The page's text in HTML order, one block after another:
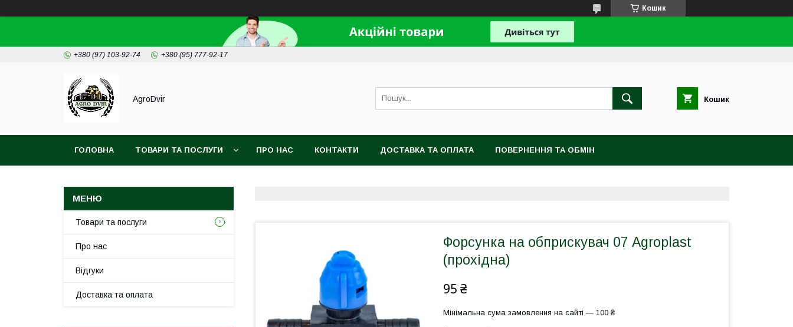
Кошик
+380 (97) 103-92-74 +380 (95) 777-92-17
AgroDvir Кошик
ГОЛОВНА ТОВАРИ ТА ПОСЛУГИ ПРО НАС КОНТАКТИ ДОСТАВКА ТА ОПЛАТА ПОВЕРНЕННЯ ТА ОБМІН
Форсунка на обприскувач 07 Agroplast
(прохідна)
95 ₴
Мінімальна сума замовлення на сайті — 100 ₴
Товари та послуги
Про нас
Відгуки
Доставка та оплата